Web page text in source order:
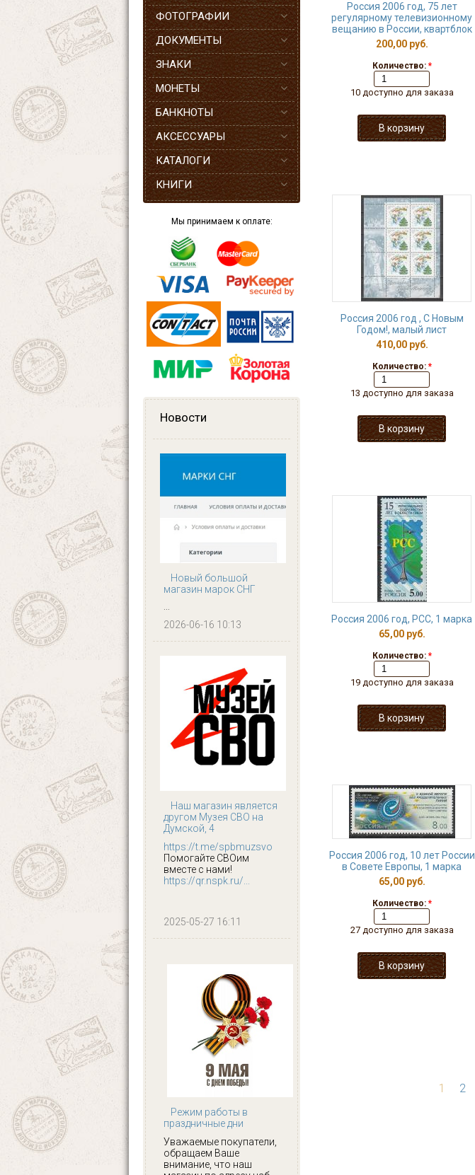
ФОТОГРАФИИ
ДОКУМЕНТЫ
ЗНАКИ
МОНЕТЫ
БАНКНОТЫ
АКСЕССУАРЫ
КАТАЛОГИ
КНИГИ
Мы принимаем к оплате:
Новости
Новый большой
магазин марок СНГ
...
2026-06-16 10:13
Наш магазин является
другом Музея СВО на
Думской, 4
https://t.me/spbmuzsvo
Помогайте СВОим
вместе с нами!
https://qr.nspk.ru/...
2025-05-27 16:11
Режим работы в
праздничные дни
Уважаемые покупатели,
обращаем Ваше
внимание, что наш
Россия 2006 год, 75 лет
регулярному телевизионному
вещанию в России, квартблок
200,00 руб.
Количество: *
10 доступно для заказа
Россия 2006 год , С Новым
Годом!, малый лист
410,00 руб.
Количество: *
13 доступно для заказа
Россия 2006 год, РСС, 1 марка
65,00 руб.
Количество: *
19 доступно для заказа
Россия 2006 год, 10 лет России
в Совете Европы, 1 марка
65,00 руб.
Количество: *
27 доступно для заказа
1 2